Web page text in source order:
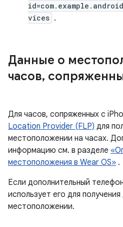
vices .
Данные о
часов,
Для часов, сопряженных с
Location Provider (FLP) для
местоположении на часах.
информацию см. в разделе
местоположения в Wear OS» .
Если дополнительный
использует его для
местоположении.